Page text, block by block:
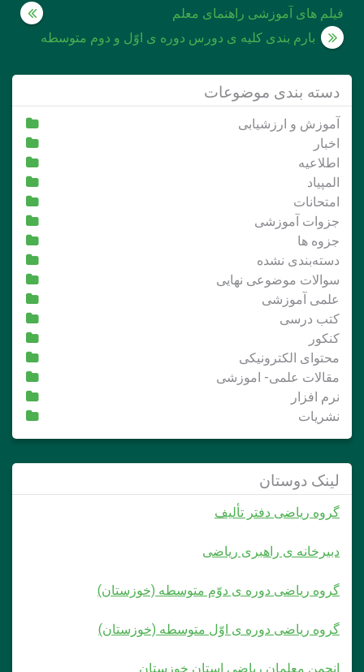
راهبری
نوشته
فیلم های آموزشی راهنمای معلم
بارم بندی کلیه ی دورس دوره ی اوّل و دوم متوسطه
دسته بندی موضوعات
آموزش و ارزشیابی
اخبار
اطلاعیه
المپیاد
امتحانات
جزوات آموزشی
جزوه ها
دسته‌بندی نشده
سوالات موضوعی نهایی
علمی آموزشی
کتب درسی
کنکور
محتوای الکترونیکی
مقالات علمی- اموزشی
نرم افزار
نشریات
لینک دوستان
گروه ریاضی دفتر تألیف
دبیرخانه ی راهبری ریاضی
گروه ریاضی دوره ی دوّم متوسطه (خوزستان)
گروه ریاضی دوره ی اوّل متوسطه (خوزستان)
انجمن معلمان ریاضی استان خوزستان